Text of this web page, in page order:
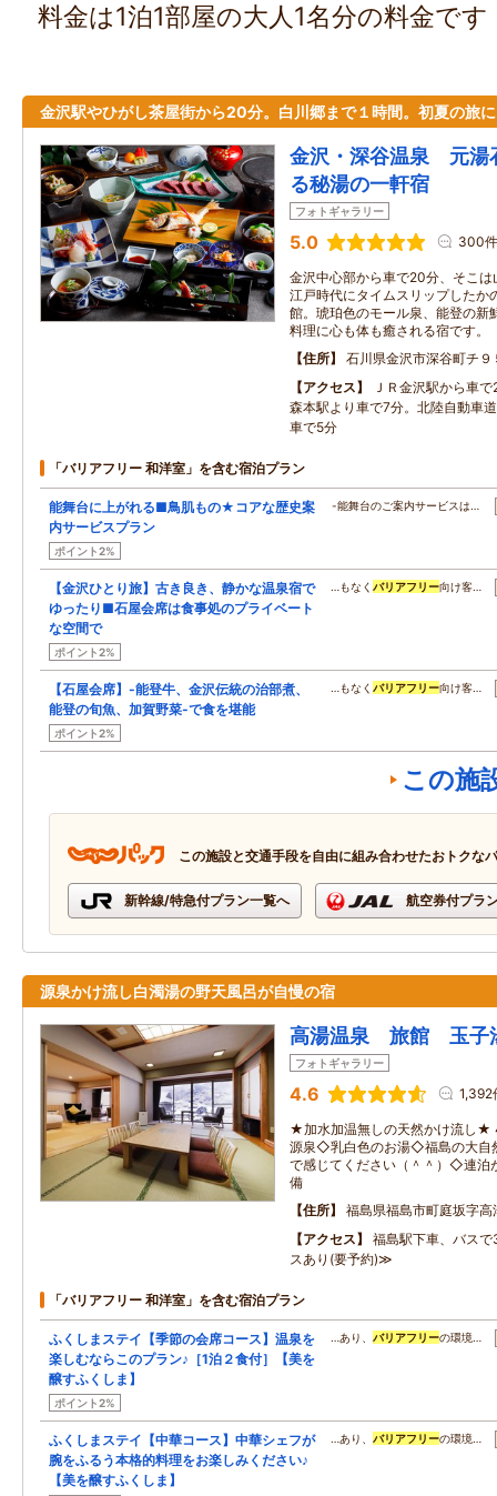
料金は1泊1部屋の大人1名分の料金で
金沢駅やひがし茶屋街から20分。白川郷まで１時間。初夏の旅に
金沢・深谷温泉 元
る秘湯の一軒宿
フォトギャラリー
5.0 300件
金沢中心部から車で20分、そこ
江戸時代にタイムスリップしたか
館。琥珀色のモール泉、能登の新
料理に心も体も癒される宿です。
住所
石川県金沢市深谷町チ９
アクセス
ＪＲ金沢駅から車
森本駅より車で7分。北陸自動車
車で5分
「バリアフリー 和洋室」を含む宿泊プラン
能舞台に上がれる■鳥肌もの★コアな歴史案
内サービスプラン
ポイント2%
-能舞台のご案内サービスは…
【金沢ひとり旅】古き良き、静かな温泉宿で
ゆったり■石屋会席は食事処のプライベート
な空間で
ポイント2%
…もなく バリアフリー向け客…
【石屋会席】-能登牛、金沢伝統の治部煮、
能登の旬魚、加賀野菜-で食を堪能
ポイント2%
…もなく バリアフリー向け客…
この施
この施設と交通手段を自由に組み合わせたおトクな
新幹線/特急付プラン一覧へ 航空券付プラ
源泉かけ流し白濁湯の野天風呂が自慢の宿
高湯温泉 旅館 玉子
フォトギャラリー
4.6 1,392
★加水加温無しの天然かけ流し★
源泉◇乳白色のお湯◇福島の大自
で感じてください（＾＾）◇連泊
備
住所
福島県福島市町庭坂字高
アクセス
福島駅下車、バス
スあり(要予約)≫
「バリアフリー 和洋室」を含む宿泊プラン
ふくしまステイ【季節の会席コース】温泉を
楽しむならこのプラン♪［1泊２食付］【美を
醸すふくしま】
ポイント2%
…あり、 バリアフリーの環境…
ふくしまステイ【中華コース】中華シェフが
腕をふるう本格的料理をお楽しみください♪
【美を醸すふくしま】
…あり、 バリアフリーの環境…